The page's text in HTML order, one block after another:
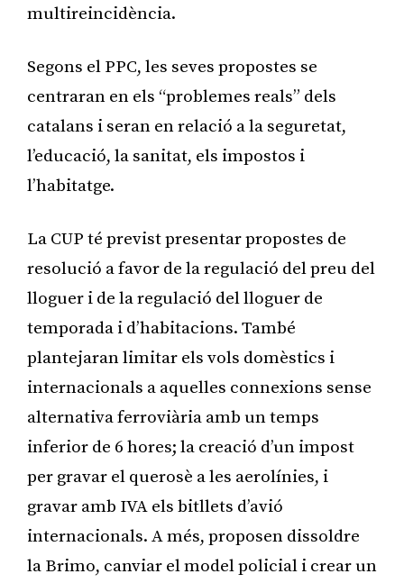
multireincidència.
Segons el PPC, les seves propostes se
centraran en els “problemes reals” dels
catalans i seran en relació a la seguretat,
l’educació, la sanitat, els impostos i
l’habitatge.
La CUP té previst presentar propostes de
resolució a favor de la regulació del preu del
lloguer i de la regulació del lloguer de
temporada i d’habitacions. També
plantejaran limitar els vols domèstics i
internacionals a aquelles connexions sense
alternativa ferroviària amb un temps
inferior de 6 hores; la creació d’un impost
per gravar el querosè a les aerolínies, i
gravar amb IVA els bitllets d’avió
internacionals. A més, proposen dissoldre
la Brimo, canviar el model policial i crear un